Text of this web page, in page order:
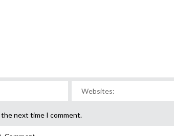
the next time I comment.